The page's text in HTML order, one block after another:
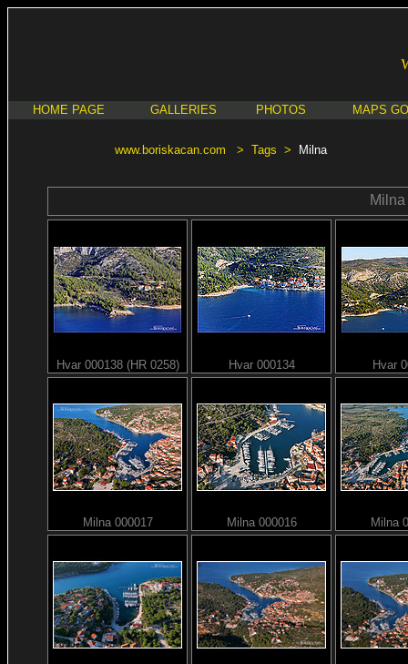
HOME PAGE GALLERIES PHOTOS MAPS
www.boriskacan.com > Tags > Milna
Milna
Hvar 000138 (HR 0258) Hvar 000134 Hvar
Milna 000017 Milna 000016 Milna